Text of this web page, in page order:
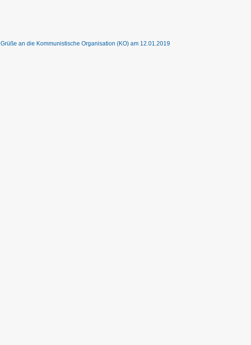
Grüße an die Kommunistische Organisation (KO) am 12.01.2019